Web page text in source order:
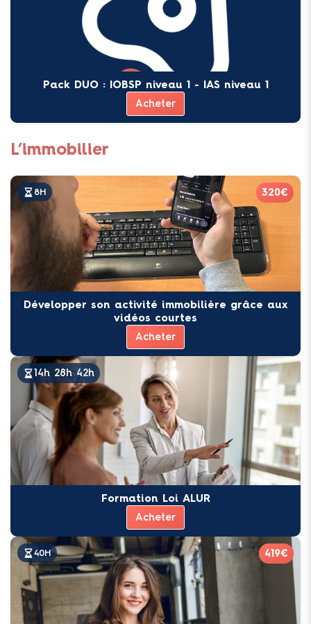
Pack DUO : IOBSP niveau 1 - IAS niveau 1
Acheter
L’immobilier
8H 320€
Développer son activité immobilière grâce aux
vidéos courtes
Acheter
Formation Loi ALUR
Acheter
40H 419€